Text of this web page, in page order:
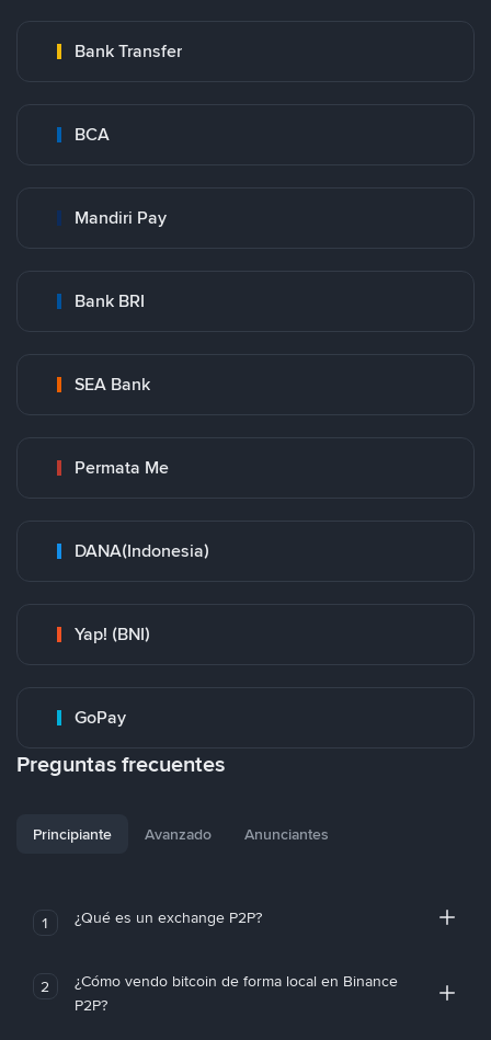
Bank Transfer
BCA
Mandiri Pay
Bank BRI
SEA Bank
Permata Me
DANA(Indonesia)
Yap! (BNI)
GoPay
Preguntas frecuentes
Principiante Avanzado Anunciantes
1 ¿Qué es un exchange P2P?
2
¿Cómo vendo bitcoin de forma local en Binance
P2P?